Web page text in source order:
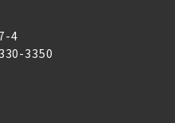
4
3350